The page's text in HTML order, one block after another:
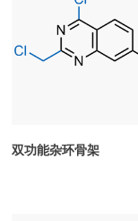
双功能杂环骨架